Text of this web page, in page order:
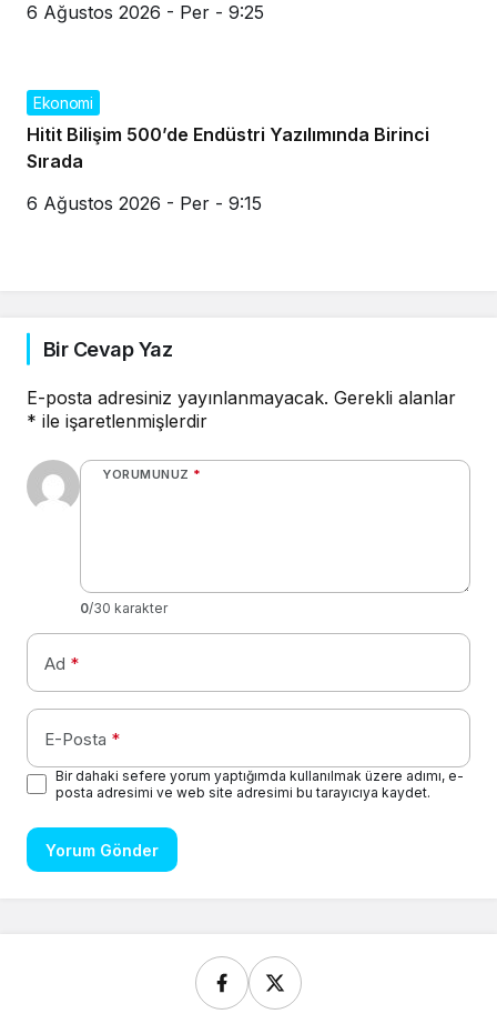
6 Ağustos 2026 - Per - 9:25
Ekonomi
Hitit Bilişim 500’de Endüstri Yazılımında Birinci
Sırada
6 Ağustos 2026 - Per - 9:15
Bir Cevap Yaz
E-posta adresiniz yayınlanmayacak. Gerekli alanlar
* ile işaretlenmişlerdir
YORUMUNUZ *
0/30 karakter
Ad *
E-Posta *
Bir dahaki sefere yorum yaptığımda kullanılmak üzere adımı, e-
posta adresimi ve web site adresimi bu tarayıcıya kaydet.
Yorum Gönder